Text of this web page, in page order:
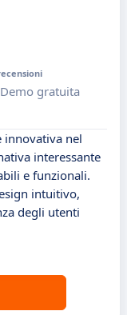
Demo gratuita
innovativa nel
interessante
e funzionali.
intuitivo,
degli utenti